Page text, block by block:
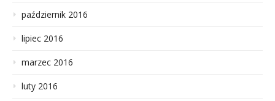
październik 2016
lipiec 2016
marzec 2016
luty 2016